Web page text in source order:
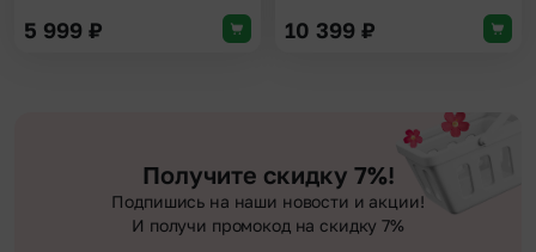
5 999 ₽ 10 399 ₽
Получите скидку 7%!
Подпишись на наши новости и акции!
И получи промокод на скидку 7%